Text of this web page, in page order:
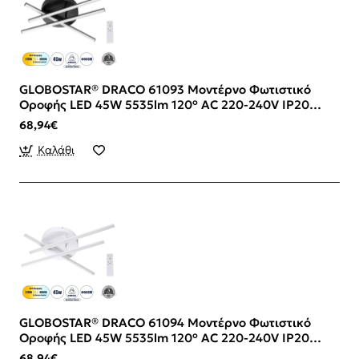
GLOBOSTAR® DRACO 61093 Μοντέρνο Φωτιστικό
Οροφής LED 45W 5535lm 120° AC 220-240V IP20
Ρυθμιζόμενο Λευκό CCT με Χειριστήριο από 2700K
έως 6000K Dimmable - Lumileds SMD Chip - Μαύρο
Ματ - Μ50 x Π50 x Υ11cm - 3 Χρόνια Εγγύηση
68,94€
Καλάθι
GLOBOSTAR® DRACO 61094 Μοντέρνο Φωτιστικό
Οροφής LED 45W 5535lm 120° AC 220-240V IP20
Ρυθμιζόμενο Λευκό CCT με Χειριστήριο από 2700K